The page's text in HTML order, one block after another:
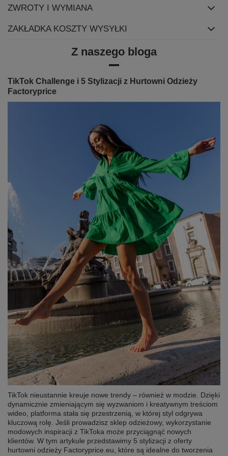
ZWROTY I WYMIANA
ZAKŁADKA KOSZTY WYSYŁKI
Z naszego bloga
TikTok Challenge i 5 Stylizacji z Hurtowni Odzieży
Factoryprice
TikTok nieustannie kreuje nowe trendy – również w modzie. Dzięki
dynamicznie zmieniającym się wyzwaniom i kreatywnym treściom
wideo, platforma stała się przestrzenią, w której styl odgrywa
kluczową rolę. Jeśli prowadzisz sklep odzieżowy, wykorzystanie
modowych inspiracji z TikToka może przyciągnąć nowych
klientów. W tym artykule przedstawimy 5 stylizacji z oferty
hurtowni odzieży Factoryprice.eu, które są idealne do tworzenia